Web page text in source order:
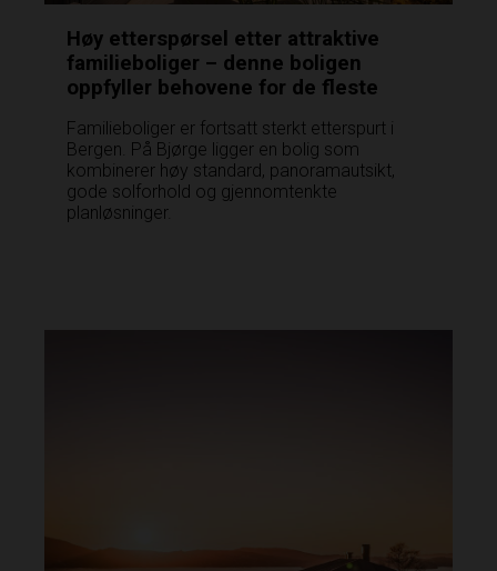
Høy etterspørsel etter attraktive
familieboliger – denne boligen
oppfyller behovene for de fleste
Familieboliger er fortsatt sterkt etterspurt i
Bergen. På Bjørge ligger en bolig som
kombinerer høy standard, panoramautsikt,
gode solforhold og gjennomtenkte
planløsninger.